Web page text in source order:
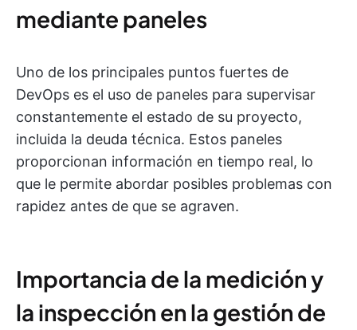
mediante paneles
Uno de los principales puntos fuertes de
DevOps es el uso de paneles para supervisar
constantemente el estado de su proyecto,
incluida la deuda técnica. Estos paneles
proporcionan información en tiempo real, lo
que le permite abordar posibles problemas con
rapidez antes de que se agraven.
Importancia de la medición y
la inspección en la gestión de